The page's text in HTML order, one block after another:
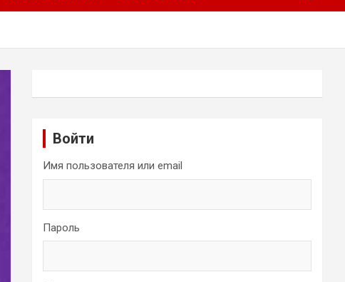
Войти
Имя пользователя или email
Пароль